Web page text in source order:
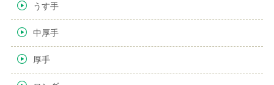
うす手
中厚手
厚手